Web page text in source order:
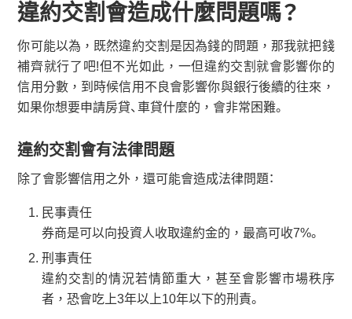
違約交割會造成什麼問題嗎？
你可能以為，既然違約交割是因為錢的問題，那我就把錢
補齊就行了吧!但不光如此，一但違約交割就會影響你的
信用分數，到時候信用不良會影響你與銀行後續的往來，
如果你想要申請房貸、車貸什麼的，會非常困難。
違約交割會有法律問題
除了會影響信用之外，還可能會造成法律問題：
民事責任
券商是可以向投資人收取違約金的，最高可收7%。
刑事責任
違約交割的情況若情節重大，甚至會影響市場秩序
者，恐會吃上3年以上10年以下的刑責。